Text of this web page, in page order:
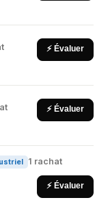
⚡ Évaluer
⚡ Évaluer
1 rachat
⚡ Évaluer